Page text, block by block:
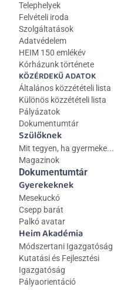
Telephelyek
Felvételi iroda
Szolgáltatások
Adatvédelem
HEIM 150 emlékév
Kórházunk története
KÖZÉRDEKŰ ADATOK
Általános közzétételi lista
Különös közzétételi lista
Pályázatok
Dokumentumtár
Szülőknek
Mit tegyen, ha gyermeke...
Magazinok
Gyerekeknek
Mesekuckó
Csepp barát
Palkó avatar
Heim Akadémia
Módszertani Igazgatóság
Kutatási és Fejlesztési
Igazgatóság
Pályaorientáció
Dokumentumtár